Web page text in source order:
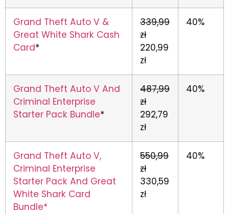
Grand Theft Auto V &
Great White Shark Cash
Card*
339,99
zł
220,99
zł
40%
Grand Theft Auto V And
Criminal Enterprise
Starter Pack Bundle*
487,99
zł
292,79
zł
40%
Grand Theft Auto V,
Criminal Enterprise
Starter Pack And Great
White Shark Card
Bundle*
550,99
zł
330,59
zł
40%